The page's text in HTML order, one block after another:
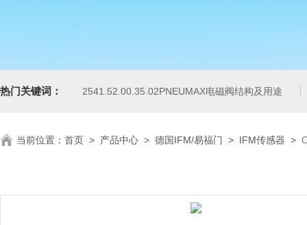
热门关键词： 2541.52.00.35.02PNEUMAX电磁阀结构及用途
当前位置： 首页 > 产品中心 > 德国IFM/易福门 > IFM传感器 >